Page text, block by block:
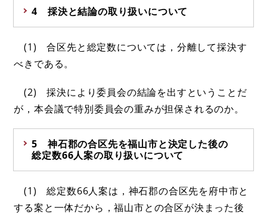
4 採決と結論の取り扱いについて
(1) 合区先と総定数については，分離して採決す
べきである。
(2) 採決により委員会の結論を出すということだ
が，本会議で特別委員会の重みが担保されるのか。
5 神石郡の合区先を福山市と決定した後の
総定数66人案の取り扱いについて
(1) 総定数66人案は，神石郡の合区先を府中市と
する案と一体だから，福山市との合区が決まった後